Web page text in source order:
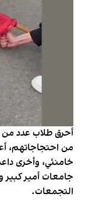
أحرق طلاب عدد من
من احتجاجاتهم،
خامنئي، وأخرى
جامعات أمير كبير
التجمعات.